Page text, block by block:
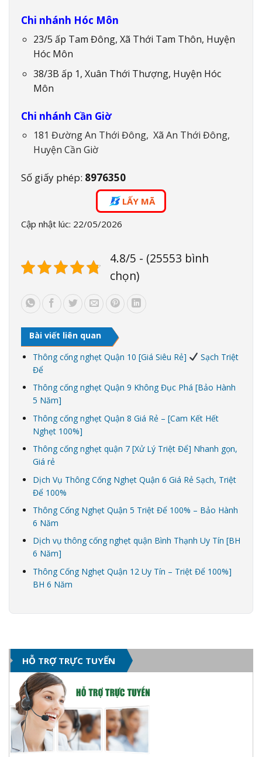
Chi nhánh Hóc Môn
23/5 ấp Tam Đông, Xã Thới Tam Thôn, Huyện
Hóc Môn
38/3B ấp 1, Xuân Thới Thượng, Huyện Hóc
Môn
Chi nhánh Cần Giờ
181 Đường An Thới Đông, Xã An Thới Đông,
Huyện Cần Giờ
Số giấy phép: 8976350
LẤY MÃ
Cập nhật lúc: 22/05/2026
4.8/5 - (25553 bình
chọn)
Bài viết liên quan
Thông cống nghẹt Quận 10 [Giá Siêu Rẻ]
Sạch Triệt
Để
Thông cống nghẹt Quận 9 Không Đục Phá [Bảo Hành
5 Năm]
Thông cống nghẹt Quận 8 Giá Rẻ – [Cam Kết Hết
Nghẹt 100%]
Thông cống nghẹt quận 7 [Xử Lý Triệt Để] Nhanh gọn,
Giá rẻ
Dịch Vụ Thông Cống Nghẹt Quận 6 Giá Rẻ Sạch, Triệt
Để 100%
Thông Cống Nghẹt Quận 5 Triệt Để 100% – Bảo Hành
6 Năm
Dịch vụ thông cống nghẹt quận Bình Thạnh Uy Tín [BH
6 Năm]
Thông Cống Nghẹt Quận 12 Uy Tín – Triệt Để 100%]
BH 6 Năm
HỖ TRỢ TRỰC TUYẾN